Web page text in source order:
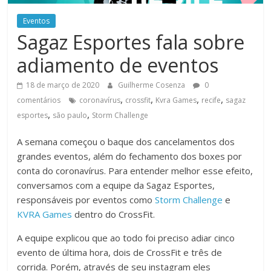
Eventos
Sagaz Esportes fala sobre
adiamento de eventos
18 de março de 2020 Guilherme Cosenza
0
comentários
coronavírus, crossfit, Kvra Games, recife, sagaz
esportes, são paulo, Storm Challenge
A semana começou o baque dos cancelamentos dos
grandes eventos, além do fechamento dos boxes por
conta do coronavírus. Para entender melhor esse efeito,
conversamos com a equipe da Sagaz Esportes,
responsáveis por eventos comoStorm Challenge e
KVRA Games dentro do CrossFit.
A equipe explicou que ao todo foi preciso adiar cinco
evento de última hora, dois de CrossFit e três de
corrida. Porém, através de seu instagram eles